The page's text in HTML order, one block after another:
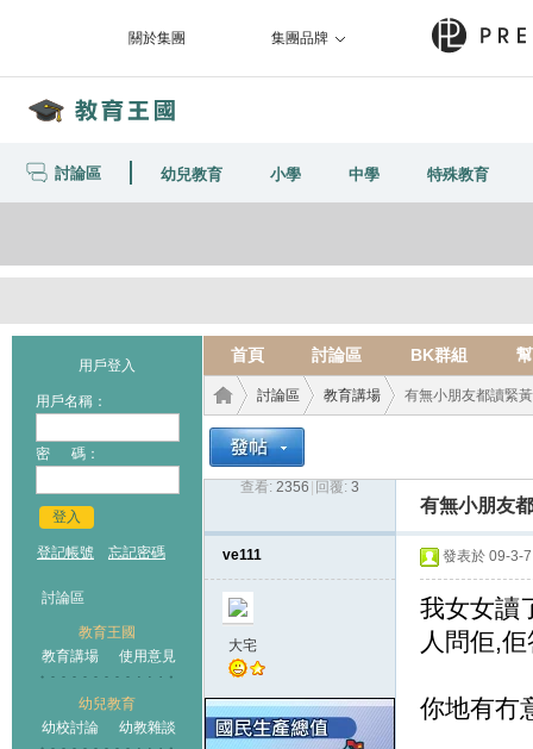
關於集團 集團品牌
討論區 幼兒教育 小學 中學 特殊教育
用戶登入
用戶名稱：
密 碼：
登入
登記帳號 忘記密碼
討論區
教育王國
教育講場
使用意見
幼兒教育
幼校討論
幼教雜談
首頁 討論區 BK群組
王國
討論區
›
教育講場 有無小朋友都讀緊
查看: 2356 回覆: 3
有無小朋友
ve111
大宅
發表於 09-3-
我女女讀
人問佢,
你地有冇